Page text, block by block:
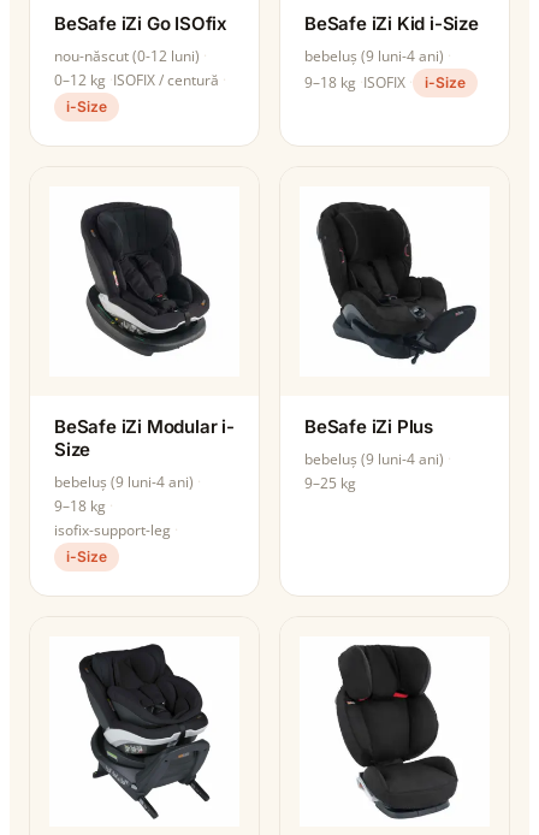
BeSafe iZi Go ISOfix
nou-născut (0-12 luni)
0–12 kg ISOFIX / centură
i-Size
BeSafe iZi Kid i-Size
bebeluș (9 luni-4 ani)
9–18 kg ISOFIX i-Size
BeSafe iZi Modular i-
Size
bebeluș (9 luni-4 ani)
9–18 kg
isofix-support-leg
i-Size
BeSafe iZi Plus
bebeluș (9 luni-4 ani)
9–25 kg